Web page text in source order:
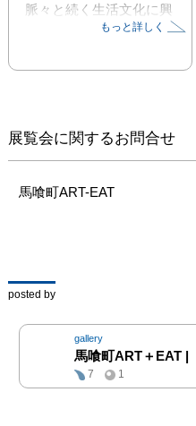
脈々と続く生活文化に興
味を持ち、現地で取材し
る浅野は今回、韓国山間
ころ、餅つきなどを描き
ました。
んだのが「くちあけ」と
もっと詳しく
展覧会に関するお問合せ
馬喰町ART-EAT
posted by
gallery
馬喰町ART＋EAT |
7
1